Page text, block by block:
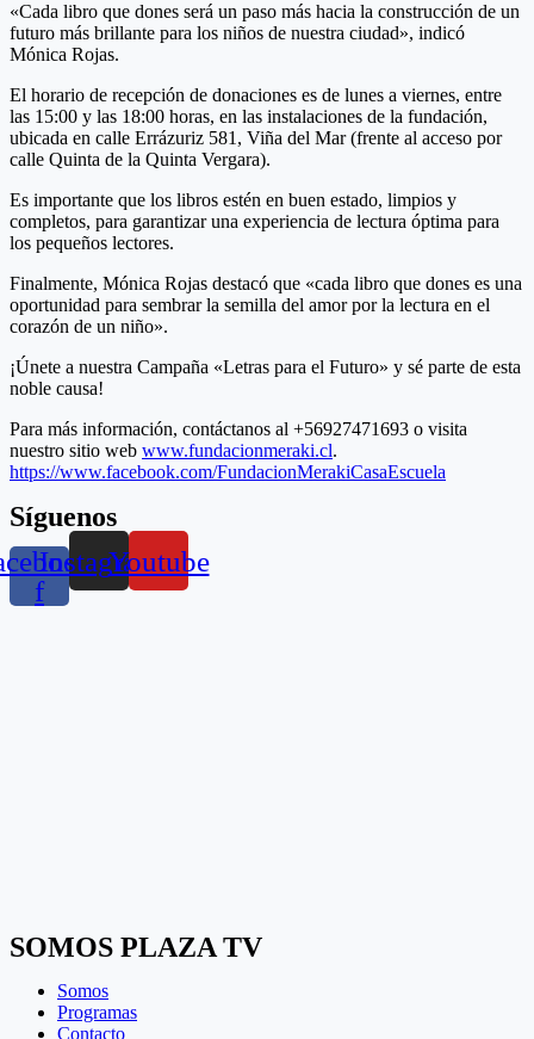
«Cada libro que dones será un paso más hacia la construcción de un
futuro más brillante para los niños de nuestra ciudad», indicó
Mónica Rojas.
El horario de recepción de donaciones es de lunes a viernes, entre
las 15:00 y las 18:00 horas, en las instalaciones de la fundación,
ubicada en calle Errázuriz 581, Viña del Mar (frente al acceso por
calle Quinta de la Quinta Vergara).
Es importante que los libros estén en buen estado, limpios y
completos, para garantizar una experiencia de lectura óptima para
los pequeños lectores.
Finalmente, Mónica Rojas destacó que «cada libro que dones es una
oportunidad para sembrar la semilla del amor por la lectura en el
corazón de un niño».
¡Únete a nuestra Campaña «Letras para el Futuro» y sé parte de esta
noble causa!
Para más información, contáctanos al +56927471693 o visita
nuestro sitio web www.fundacionmeraki.cl.
https://www.facebook.com/FundacionMerakiCasaEscuela
Síguenos
f
InstagramYoutube
SOMOS PLAZA TV
Somos
Programas
Contacto